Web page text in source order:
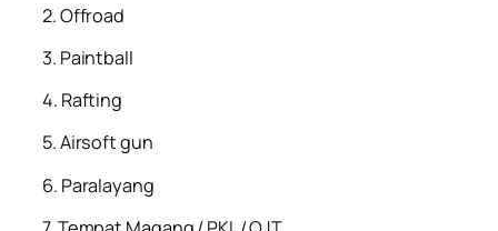
2. Offroad
3. Paintball
4. Rafting
5. Airsoft gun
6. Paralayang